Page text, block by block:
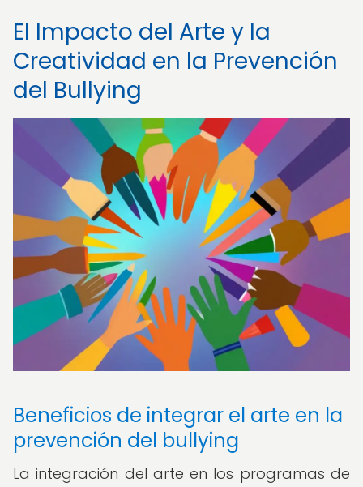
El Impacto del Arte y la
Creatividad en la Prevención
del Bullying
Beneficios de integrar el arte en la
prevención del bullying
La integración del arte en los programas de